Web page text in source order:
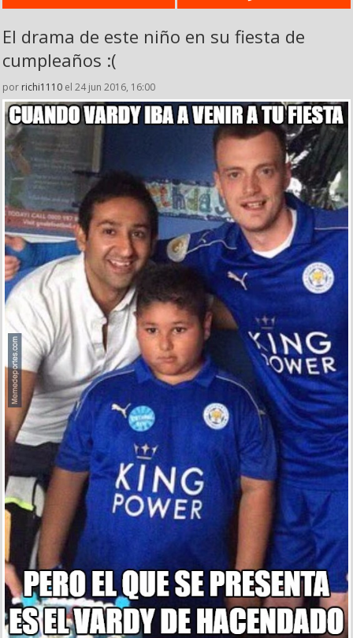
El drama de este niño en su fiesta de
cumpleaños :(
por richi1110 el 24 jun 2016, 16:00